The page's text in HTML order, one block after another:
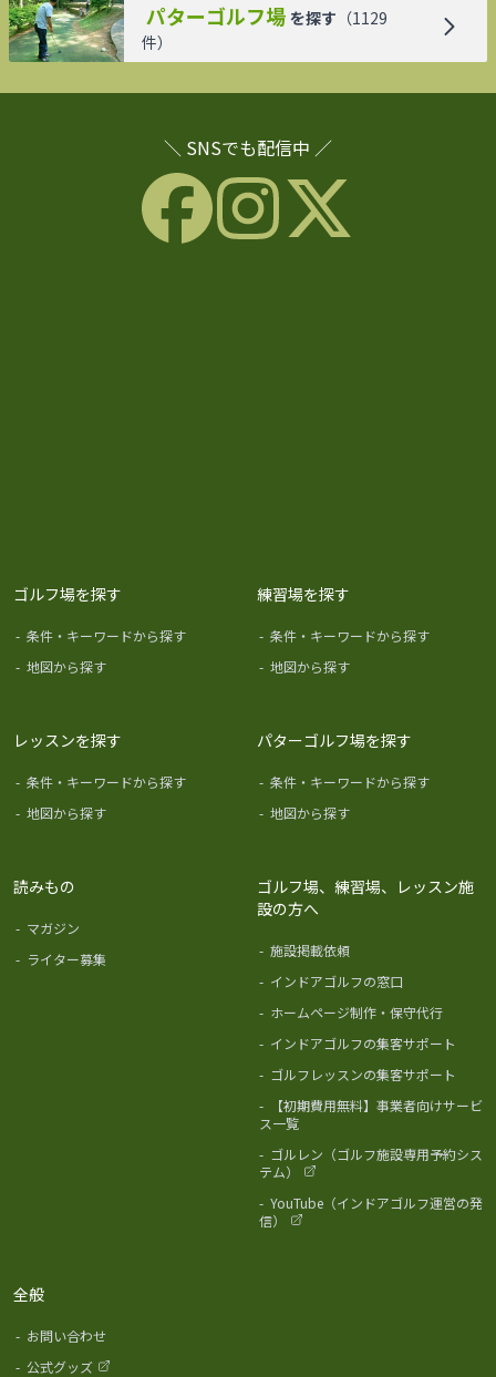
パターゴルフ場 を探す （1129
件）
＼ SNSでも配信中 ／
ゴルフ場を探す
- 条件・キーワードから探す
- 地図から探す
練習場を探す
- 条件・キーワードから探す
- 地図から探す
レッスンを探す
- 条件・キーワードから探す
- 地図から探す
パターゴルフ場を探す
- 条件・キーワードから探す
- 地図から探す
読みもの
- マガジン
- ライター募集
ゴルフ場、練習場、レッスン施
設の方へ
- 施設掲載依頼
- インドアゴルフの窓口
- ホームページ制作・保守代行
- インドアゴルフの集客サポート
- ゴルフレッスンの集客サポート
-
【初期費用無料】事業者向けサービ
ス一覧
- ゴルレン（ゴルフ施設専用予約シス
テム）
- YouTube（インドアゴルフ運営の発
信）
全般
- お問い合わせ
- 公式グッズ